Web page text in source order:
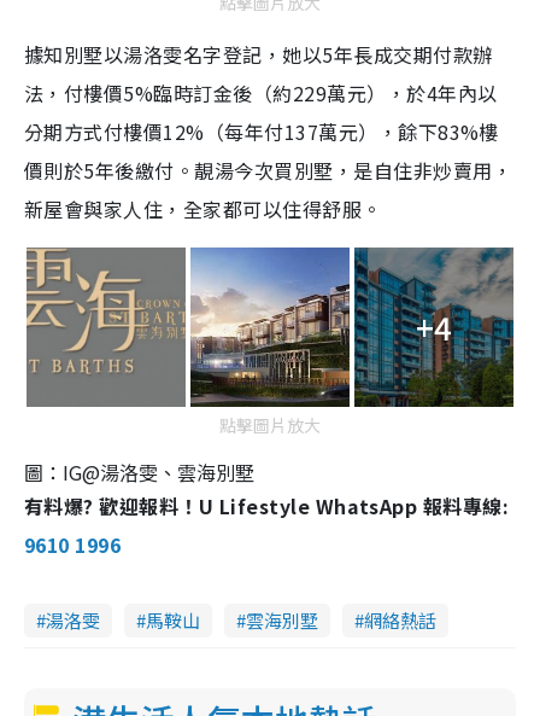
據知別墅以湯洛雯名字登記，她以5年長成交期付款辦
法，付樓價5%臨時訂金後（約229萬元），於4年內以
分期方式付樓價12%（每年付137萬元），餘下83%樓
價則於5年後繳付。靚湯今次買別墅，是自住非炒賣用，
新屋會與家人住，全家都可以住得舒服。
+4
點擊圖片放大
圖：IG@湯洛雯、雲海別墅
有料爆? 歡迎報料！U Lifestyle WhatsApp 報料專線:
9610 1996
湯洛雯 馬鞍山 雲海別墅 網絡熱話